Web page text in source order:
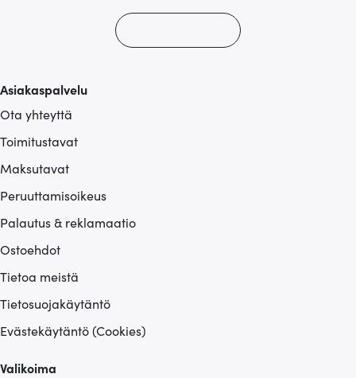
Asiakaspalvelu
Ota yhteyttä
Toimitustavat
Maksutavat
Peruuttamisoikeus
Palautus & reklamaatio
Ostoehdot
Tietoa meistä
Tietosuojakäytäntö
Evästekäytäntö (Cookies)
Valikoima